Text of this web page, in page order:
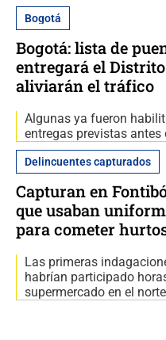
Bogotá
Bogotá: lista de
entregará el
aliviarán el tráfico
Algunas ya fueron
entregas previstas
Delincuentes capturados
Capturan en
que usaban
para cometer
Las primeras
habrían participado
supermercado en el